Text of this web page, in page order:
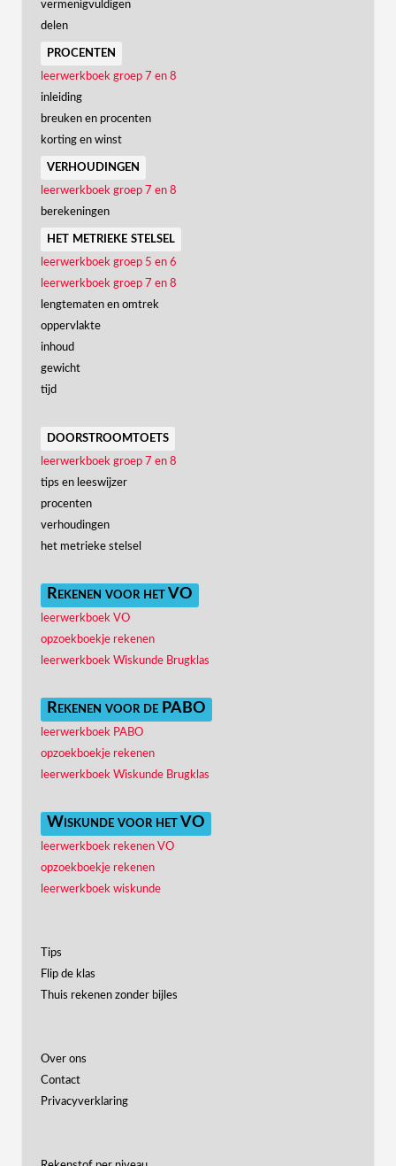
vermenigvuldigen
delen
procenten
leerwerkboek groep 7 en 8
inleiding
breuken en procenten
korting en winst
verhoudingen
leerwerkboek groep 7 en 8
berekeningen
het metrieke stelsel
leerwerkboek groep 5 en 6
leerwerkboek groep 7 en 8
lengtematen en omtrek
oppervlakte
inhoud
gewicht
tijd
doorstroomtoets
leerwerkboek groep 7 en 8
tips en leeswijzer
procenten
verhoudingen
het metrieke stelsel
Rekenen voor het VO
leerwerkboek VO
opzoekboekje rekenen
leerwerkboek Wiskunde Brugklas
Rekenen voor de PABO
leerwerkboek PABO
opzoekboekje rekenen
leerwerkboek Wiskunde Brugklas
Wiskunde voor het VO
leerwerkboek rekenen VO
opzoekboekje rekenen
leerwerkboek wiskunde
Tips
Flip de klas
Thuis rekenen zonder bijles
Over ons
Contact
Privacyverklaring